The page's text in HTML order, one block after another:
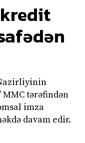
kredit
tərəfindən
imza
davam edir.